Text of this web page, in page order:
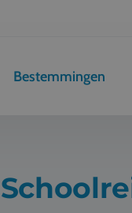
Bestemmingen